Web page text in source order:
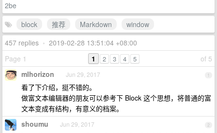
2be
block
推荐 Markdown
window
457 replies • 2019-02-28 13:51:04 +08:00
Page 1
of 5
1 2 3 4 5
1
mlhorizon Jun 29, 2017
看了下介绍，挺不错的。
做富文本编辑器的朋友可以参考下 Block 这个思想，将普通的富
文本变成有结构，有意义的档案。
2
shoumu Jun 29, 2017